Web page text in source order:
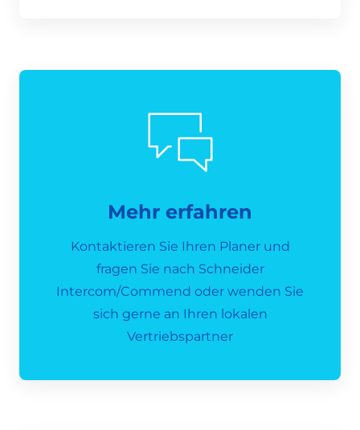
Mehr erfahren
Kontaktieren Sie Ihren Planer und
fragen Sie nach Schneider
Intercom/Commend oder wenden Sie
sich gerne an Ihren lokalen
Vertriebspartner